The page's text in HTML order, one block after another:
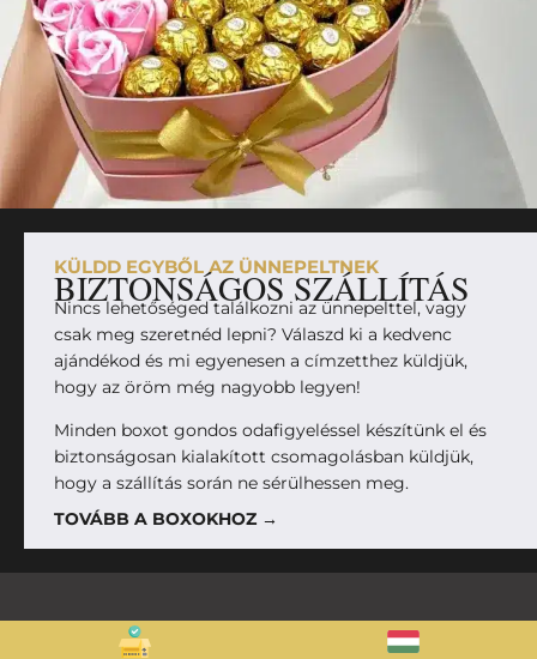
KÜLDD EGYBŐL AZ ÜNNEPELTNEK
BIZTONSÁGOS SZÁLLÍTÁS
Nincs lehetőséged találkozni az ünnepelttel, vagy
csak meg szeretnéd lepni? Válaszd ki a kedvenc
ajándékod és mi egyenesen a címzetthez küldjük,
hogy az öröm még nagyobb legyen!
Minden boxot gondos odafigyeléssel készítünk el és
biztonságosan kialakított csomagolásban küldjük,
hogy a szállítás során ne sérülhessen meg.
TOVÁBB A BOXOKHOZ →